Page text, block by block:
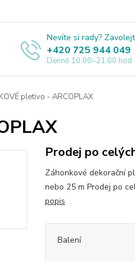
Nevíte si rady?
+420 725 944 049
Denně 10.00–21.00 hod
pletivo - ARCOPLAX
Prodej po
Záhonkové dekorační
nebo 25 m Prodej po
popis
Balení